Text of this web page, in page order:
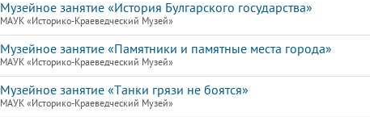
Музейное занятие «История Булгарского государства»
МАУК «Историко-Краеведческий Музей»
Музейное занятие «Памятники и памятные места города»
МАУК «Историко-Краеведческий Музей»
Музейное занятие «Танки грязи не боятся»
МАУК «Историко-Краеведческий Музей»